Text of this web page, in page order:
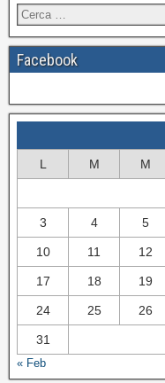
Facebook
L M M
3 4 5
10 11 12
17 18 19
24 25 26
31
« Feb